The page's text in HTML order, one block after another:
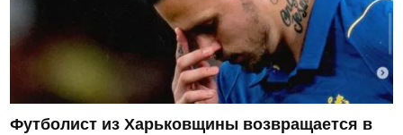
Футболист из Харьковщины возвращается в